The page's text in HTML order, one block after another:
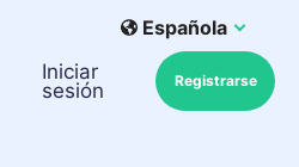
Española
Iniciar
sesión
Registrarse